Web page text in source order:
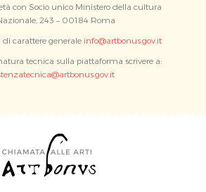
con Socio unico Ministero della cultura
243 – 00184 Roma
carattere generale info@artbonus.gov.it
tecnica sulla piattaforma scrivere a: